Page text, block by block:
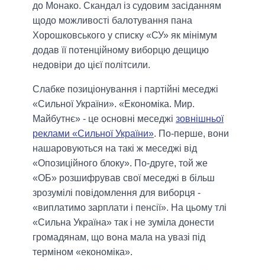
до Монако. Скандал із судовим засіданням
щодо можливості балотування пана
Хорошковського у списку «СУ» як мінімум
додав її потенційному виборцю дещицю
недовіри до цієї політсили.
Слабке позиціонування і партійні меседжі
«Сильної України». «Економіка. Мир.
Майбутнє» - це основні меседжі зовнішньої
реклами «Сильної України». По-перше, вони
нашаровуються на такі ж меседжі від
«Опозиційного блоку». По-друге, той же
«ОБ» розшифрував свої меседжі в більш
зрозумілі повідомлення для виборця -
«виплатимо зарплати і пенсії». На цьому тлі
«Сильна Україна» так і не зуміла донести
громадянам, що вона мала на увазі під
терміном «економіка».